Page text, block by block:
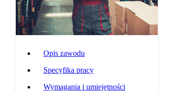
Opis zawodu
Specyfika pracy
Wymagania i umiejętności